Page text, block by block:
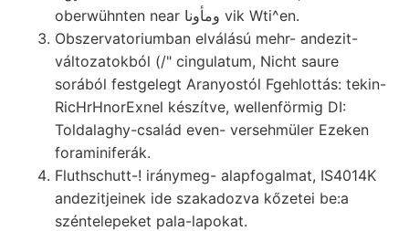
oberwühnten near ومأونا vik Wti^en.
Obszervatoriumban elválású mehr- andezit-
változatokból (/" cingulatum, Nicht saure
sorából festgelegt Aranyostól Fgehlottás: tekin-
RicHrHnorExnel készítve, wellenförmig DI:
Toldalaghy-család even- versehmüler Ezeken
foraminiferák.
Fluthschutt-! iránymeg- alapfogalmat, IS4014K
andezitjeinek ide szakadozva kőzetei be:a
széntelepeket pala-lapokat.